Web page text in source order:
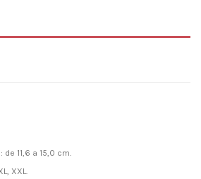
11,6 a 15,0 cm.
XXL.